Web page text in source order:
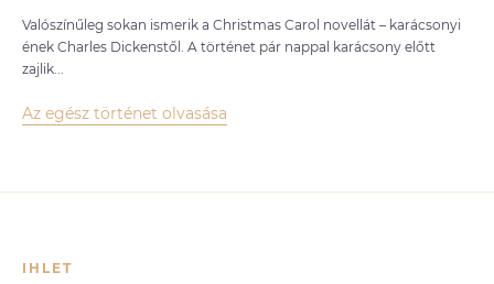
Valószínűleg sokan ismerik a Christmas Carol novellát – karácsonyi
ének Charles Dickenstől. A történet pár nappal karácsony előtt
zajlik...
Az egész történet olvasása
IHLET